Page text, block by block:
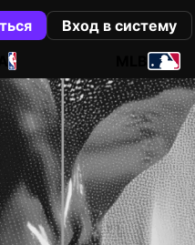
Вход в систему